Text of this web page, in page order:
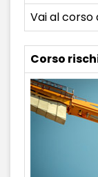
Vai al corso
Corso